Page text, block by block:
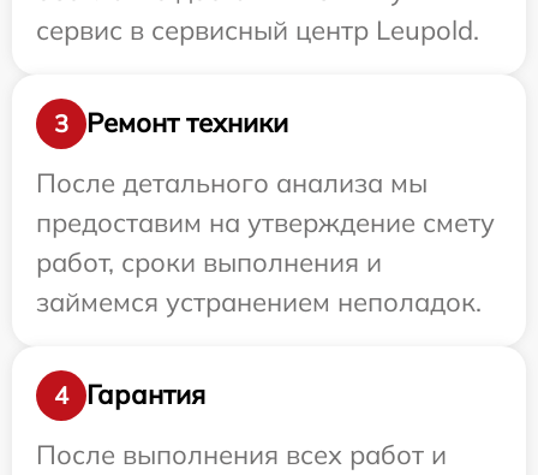
сервис в сервисный центр Leupold.
3
Ремонт техники
После детального анализа мы
предоставим на утверждение смету
работ, сроки выполнения и
займемся устранением неполадок.
4
Гарантия
После выполнения всех работ и